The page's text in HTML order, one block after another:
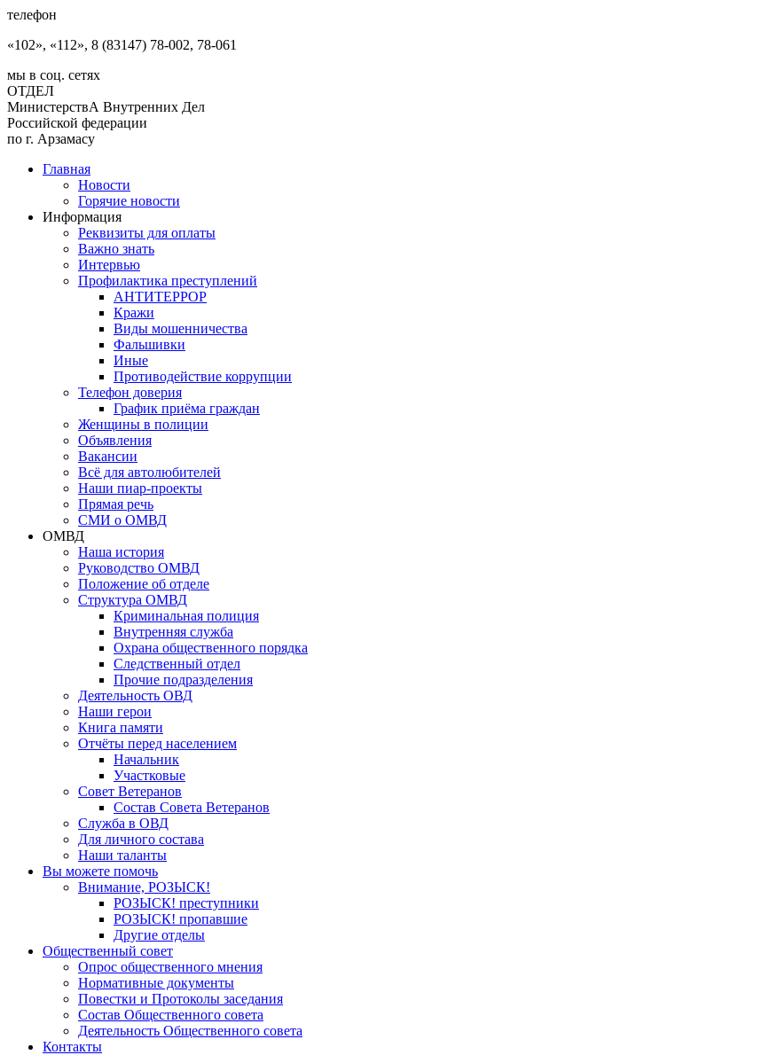
телефон
«102», «112», 8 (83147) 78-002, 78-061
мы в соц. сетях
ОТДЕЛ
МинистерствА Внутренних Дел
Российской федерации
по г. Арзамасу
Главная
Новости
Горячие новости
Информация
Реквизиты для оплаты
Важно знать
Интервью
Профилактика преступлений
АНТИТЕРРОР
Кражи
Виды мошенничества
Фальшивки
Иные
Противодействие коррупции
Телефон доверия
График приёма граждан
Женщины в полиции
Объявления
Вакансии
Всё для автолюбителей
Наши пиар-проекты
Прямая речь
СМИ о ОМВД
ОМВД
Наша история
Руководство ОМВД
Положение об отделе
Структура ОМВД
Криминальная полиция
Внутренняя служба
Охрана общественного порядка
Следственный отдел
Прочие подразделения
Деятельность ОВД
Наши герои
Книга памяти
Отчёты перед населением
Начальник
Участковые
Совет Ветеранов
Состав Совета Ветеранов
Служба в ОВД
Для личного состава
Наши таланты
Вы можете помочь
Внимание, РОЗЫСК!
РОЗЫСК! преступники
РОЗЫСК! пропавшие
Другие отделы
Общественный совет
Опрос общественного мнения
Нормативные документы
Повестки и Протоколы заседания
Состав Общественного совета
Деятельность Общественного совета
Контакты